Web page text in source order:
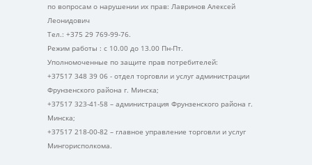
по вопросам о нарушении их прав: Лавринов Алексей
Леонидович
Тел.: +375 29 769-99-76.
Режим работы : с 10.00 до 13.00 Пн-Пт.
Уполномоченные по защите прав потребителей:
+37517 348 39 06 - отдел торговли и услуг администрации
Фрунзенского района г. Минска;
+37517 323-41-58 – администрация Фрунзенского района г.
Минска;
+37517 218-00-82 – главное управление торговли и услуг
Мингорисполкома.